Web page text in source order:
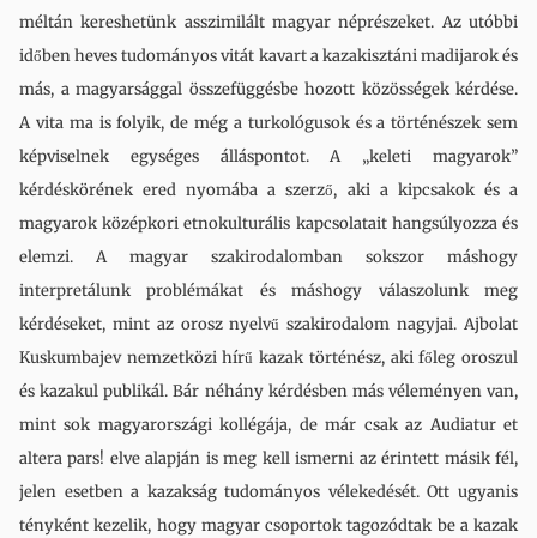
méltán kereshetünk asszimilált magyar néprészeket. Az utóbbi
időben heves tudományos vitát kavart a kazakisztáni madijarok és
más, a magyarsággal összefüggésbe hozott közösségek kérdése.
A vita ma is folyik, de még a turkológusok és a történészek sem
képviselnek egységes álláspontot. A „keleti magyarok”
kérdéskörének ered nyomába a szerző, aki a kipcsakok és a
magyarok középkori etnokulturális kapcsolatait hangsúlyozza és
elemzi. A magyar szakirodalomban sokszor máshogy
interpretálunk problémákat és máshogy válaszolunk meg
kérdéseket, mint az orosz nyelvű szakirodalom nagyjai. Ajbolat
Kuskumbajev nemzetközi hírű kazak történész, aki főleg oroszul
és kazakul publikál. Bár néhány kérdésben más véleményen van,
mint sok magyarországi kollégája, de már csak az Audiatur et
altera pars! elve alapján is meg kell ismerni az érintett másik fél,
jelen esetben a kazakság tudományos vélekedését. Ott ugyanis
tényként kezelik, hogy magyar csoportok tagozódtak be a kazak